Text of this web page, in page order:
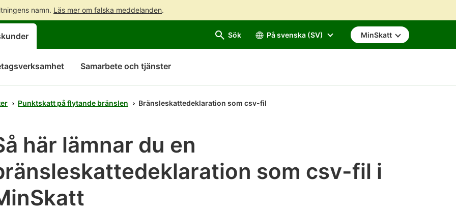
namn. Läs mer om falska meddelanden.
till
innehållet
hela
webbplatsens
Sök På svenska (SV) MinSkatt
Samarbete och tjänster
Punktskatt på flytande bränslen Bränsleskattedeklaration som csv-fil
här lämnar du en
som csv-fil i